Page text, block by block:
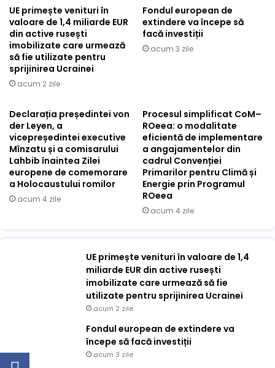
UE primește venituri în
valoare de 1,4 miliarde EUR
din active rusești
imobilizate care urmează
să fie utilizate pentru
sprijinirea Ucrainei
acum 2 zile
Fondul european de
extindere va începe să
facă investiții
acum 3 zile
Declarația președintei von
der Leyen, a
vicepreședintei executive
Mînzatu și a comisarului
Lahbib înaintea Zilei
europene de comemorare
a Holocaustului romilor
acum 4 zile
Procesul simplificat CoM–
ROeea: o modalitate
eficientă de implementare
a angajamentelor din
cadrul Convenției
Primarilor pentru Climă și
Energie prin Programul
ROeea
acum 4 zile
UE primește venituri în valoare de 1,4
miliarde EUR din active rusești
imobilizate care urmează să fie
utilizate pentru sprijinirea Ucrainei
acum 2 zile
Fondul european de extindere va
începe să facă investiții
acum 3 zile